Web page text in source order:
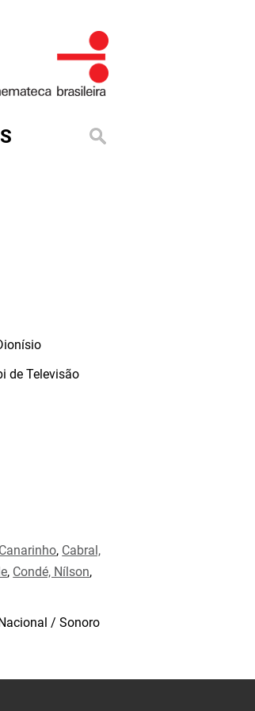
de Televisão
Canarinho, Cabral,
, Condé, Nílson,
/ Sonoro